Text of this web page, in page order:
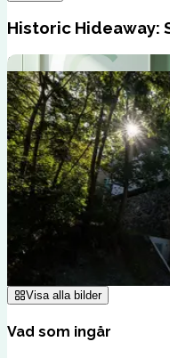
Historic Hideaway:
Visa alla bilder
Vad som ingår